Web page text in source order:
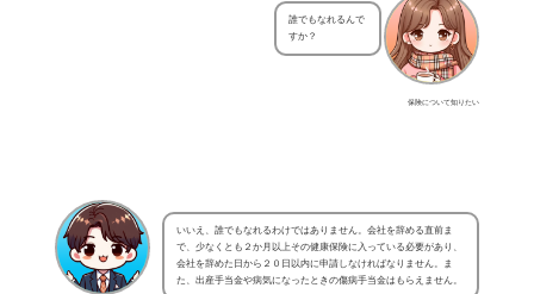
保険について知りたい
誰でもなれるんで
すか？
いいえ、誰でもなれるわけではありません。会社を辞める直前ま
で、少なくとも２か月以上その健康保険に入っている必要があり、
会社を辞めた日から２０日以内に申請しなければなりません。ま
た、出産手当金や病気になったときの傷病手当金はもらえません。